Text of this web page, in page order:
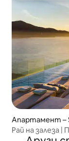
Апартамент –
Рай на залеза |